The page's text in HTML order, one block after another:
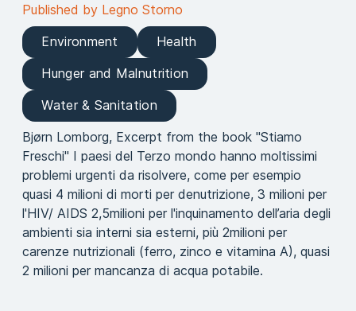
Published by Legno Storno
Environment
Health
Hunger and Malnutrition
Water & Sanitation
Bjørn Lomborg, Excerpt from the book "Stiamo
Freschi" I paesi del Terzo mondo hanno moltissimi
problemi urgenti da risolvere, come per esempio
quasi 4 milioni di morti per denutrizione, 3 milioni per
l'HIV/ AIDS 2,5milioni per l'inquinamento dell’aria degli
ambienti sia interni sia esterni, più 2milioni per
carenze nutrizionali (ferro, zinco e vitamina A), quasi
2 milioni per mancanza di acqua potabile.